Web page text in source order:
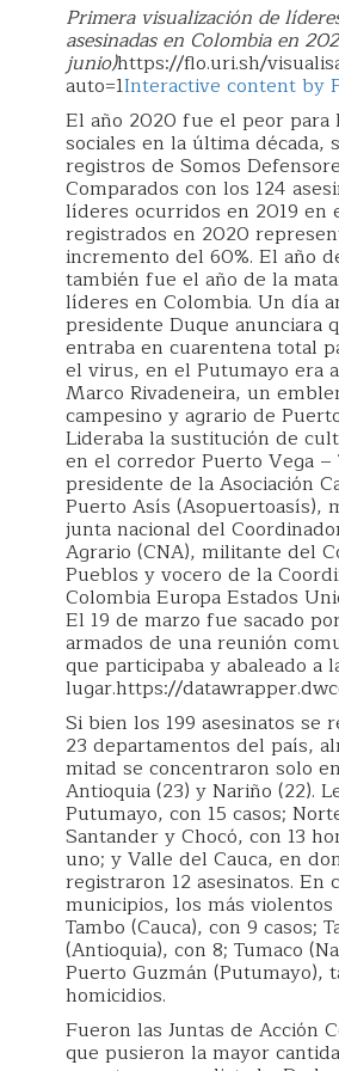
Primera visualización de
asesinadas en Colombia en
junio)https://flo.uri.sh/
auto=1Interactive content by
El año 2020 fue el peor para
sociales en la última década,
registros de Somos
Comparados con los 124
líderes ocurridos en 2019 en
registrados en 2020
incremento del 60%. El año
también fue el año de la
líderes en Colombia. Un día
presidente Duque anunciara
entraba en cuarentena total
el virus, en el Putumayo era
Marco Rivadeneira, un
campesino y agrario de
Lideraba la sustitución de
en el corredor Puerto Vega –
presidente de la Asociación
Puerto Asís (Asopuertoasís),
junta nacional del
Agrario (CNA), militante del
Pueblos y vocero de la
Colombia Europa Estados
El 19 de marzo fue sacado
armados de una reunión
que participaba y abaleado a
lugar.https://
Si bien los 199 asesinatos se
23 departamentos del país,
mitad se concentraron solo
Antioquia (23) y Nariño (22).
Putumayo, con 15 casos;
Santander y Chocó, con 13
uno; y Valle del Cauca, en
registraron 12 asesinatos. En
municipios, los más
Tambo (Cauca), con 9 casos;
(Antioquia), con 8; Tumaco
Puerto Guzmán (Putumayo),
homicidios.
Fueron las Juntas de Acción
que pusieron la mayor